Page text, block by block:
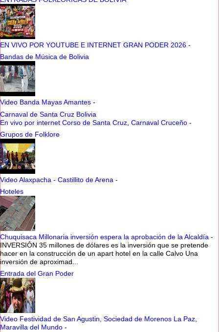
EN VIVO POR YOUTUBE E INTERNET GRAN PODER 2026 -
Bandas de Música de Bolivia
Video Banda Mayas Amantes -
Carnaval de Santa Cruz Bolivia
En vivo por internet Corso de Santa Cruz, Carnaval Cruceño -
Grupos de Folklore
Video Alaxpacha - Castillito de Arena -
Hoteles
Chuquisaca Millonaria inversión espera la aprobación de la Alcaldía -
INVERSIÓN 35 millones de dólares es la inversión que se pretende
hacer en la construcción de un apart hotel en la calle Calvo Una
inversión de aproximad...
Entrada del Gran Poder
Video Festividad de San Agustin, Sociedad de Morenos La Paz,
Maravilla del Mundo -